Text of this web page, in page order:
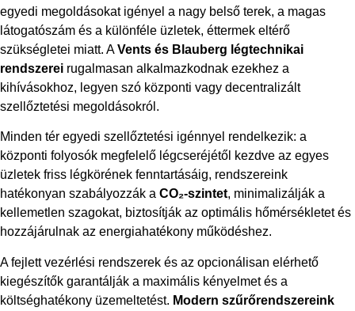
egyedi megoldásokat igényel a nagy belső terek, a magas
látogatószám és a különféle üzletek, éttermek eltérő
szükségletei miatt. AVents és Blauberg légtechnikai
rendszerei rugalmasan alkalmazkodnak ezekhez a
kihívásokhoz, legyen szó központi vagy decentralizált
szellőztetési megoldásokról.
Minden tér egyedi szellőztetési igénnyel rendelkezik: a
központi folyosók megfelelő légcseréjétől kezdve az egyes
üzletek friss légkörének fenntartásáig, rendszereink
hatékonyan szabályozzák a CO₂-szintet, minimalizálják a
kellemetlen szagokat, biztosítják az optimális hőmérsékletet és
hozzájárulnak az energiahatékony működéshez.
A fejlett vezérlési rendszerek és az opcionálisan elérhető
kiegészítők garantálják a maximális kényelmet és a
költséghatékony üzemeltetést. Modern szűrőrendszereink